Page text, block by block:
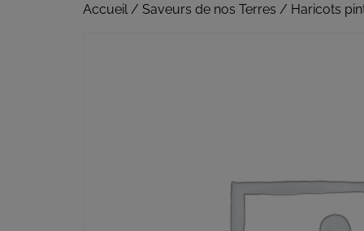
Accueil/ Saveurs de nos Terres / Haricots